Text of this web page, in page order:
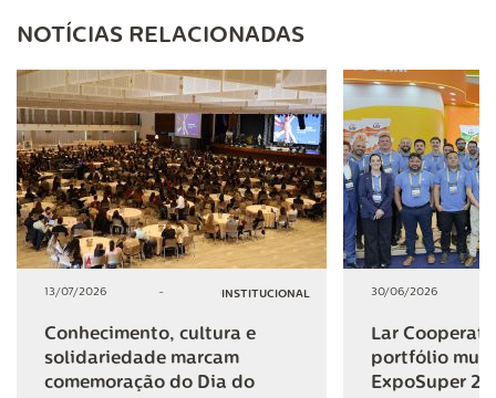
NOTÍCIAS RELACIONADAS
13/07/2026 - INSTITUCIONAL
Conhecimento, cultura e
solidariedade marcam
comemoração do Dia do
30/06/2026
Lar
portfólio
ExpoSuper